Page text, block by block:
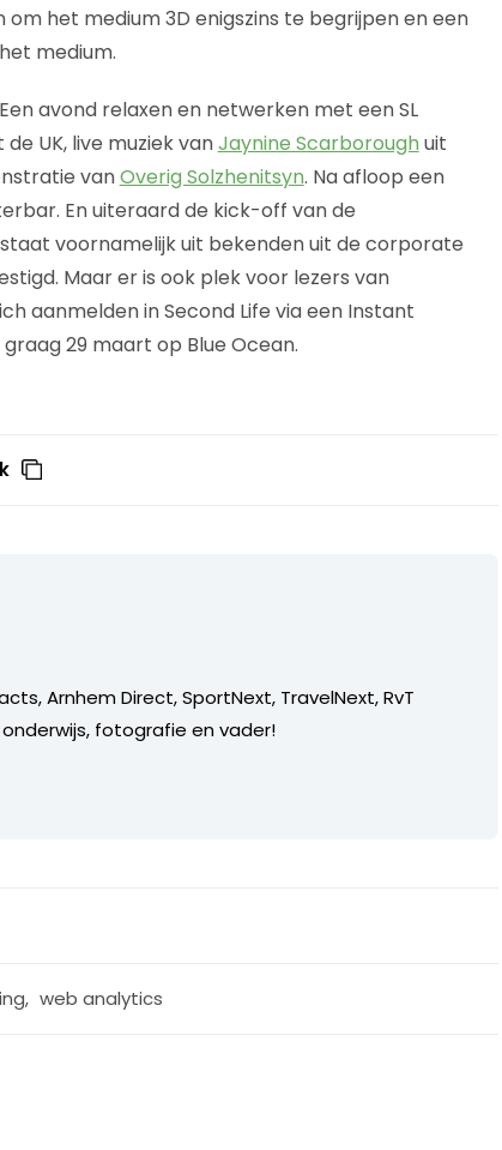
het medium 3D enigszins te begrijpen en een
medium.
avond relaxen en netwerken met een SL
UK, live muziek vanJaynine Scarborough uit
vanOverig Solzhenitsyn. Na afloop een
En uiteraard de kick-off van de
voornamelijk uit bekenden uit de corporate
Maar er is ook plek voor lezers van
aanmelden in Second Life via een Instant
29 maart op Blue Ocean.
Arnhem Direct, SportNext, TravelNext, RvT
onderwijs, fotografie en vader!
, web analytics